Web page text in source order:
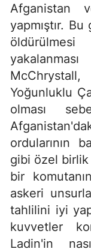
Afganistan
yapmıştır.
Yoğunluklu
olması
ordularının
gibi özel birlik
bir
askeri
tahlilini iyi
kuvvetler
Ladin'in